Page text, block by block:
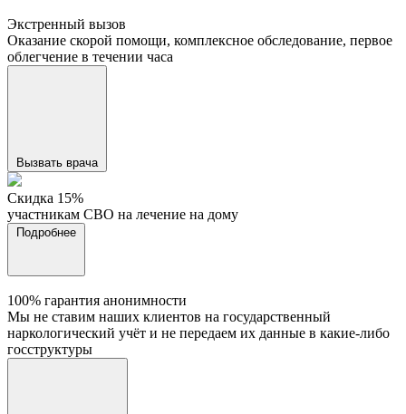
Экстренный вызов
Оказание скорой помощи, комплексное обследование, первое
облегчение в течении часа
Вызвать врача
Cкидка 15%
участникам СВО на лечение на дому
Подробнее
100% гарантия анонимности
Мы не ставим наших клиентов на государственный
наркологический учёт и не передаем их данные в какие-либо
госструктуры